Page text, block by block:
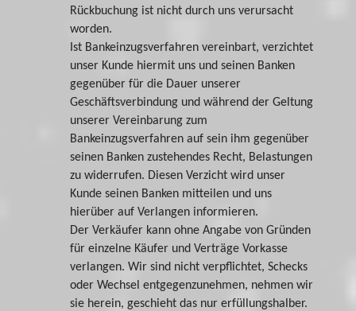
Rückbuchung ist nicht durch uns verursacht
worden.
Ist Bankeinzugsverfahren vereinbart, verzichtet
unser Kunde hiermit uns und seinen Banken
gegenüber für die Dauer unserer
Geschäftsverbindung und während der Geltung
unserer Vereinbarung zum
Bankeinzugsverfahren auf sein ihm gegenüber
seinen Banken zustehendes Recht, Belastungen
zu widerrufen. Diesen Verzicht wird unser
Kunde seinen Banken mitteilen und uns
hierüber auf Verlangen informieren.
Der Verkäufer kann ohne Angabe von Gründen
für einzelne Käufer und Verträge Vorkasse
verlangen. Wir sind nicht verpflichtet, Schecks
oder Wechsel entgegenzunehmen, nehmen wir
sie herein, geschieht das nur erfüllungshalber.